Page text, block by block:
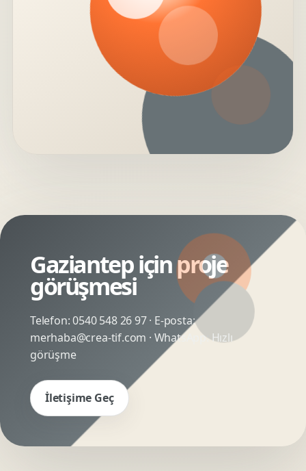
Gaziantep için proje
görüşmesi
Telefon:0540 548 26 97· E-posta:
merhaba@crea-tif.com · WhatsApp:Hızlı
görüşme
İletişime Geç